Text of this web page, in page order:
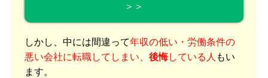
＞＞
しかし、中には間違って年収の低い・労働条件の
悪い会社に転職してしまい、 後悔している人 もい
ます。